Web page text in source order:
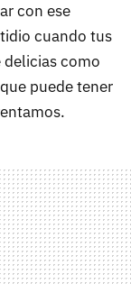
con ese
cuando tus
delicias como
puede tener